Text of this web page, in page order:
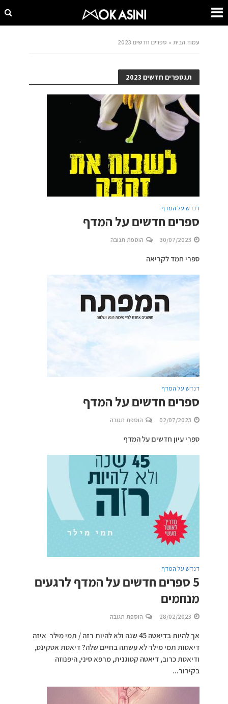
עמוד הבית » ספרים חדשים 2023
תגספרים חדשים 2023
דנדש על המדף
ספרים חדשים על המדף
30/07/2023 הוספת תגובה
ספרי חמד לקריאה
דנדש על המדף
ספרים חדשים על המדף
02/07/2023 הוספת תגובה
ספרי עיון חדשים על המדף
דנדש על המדף
5 ספרים חדשים על המדף לרגעים
מנחמים
28/02/2023 הוספת תגובה
אך להיות בדיאטה 45 שנה ולא להיות רזה / תמי מילר איזה
דיאטות תמי מילר לא עשתה בחיים שלה? דיאטת אטקינס,
ודיאטת כרוב, דיאטה קטוגנית, מרפא סיני, היפנוזה
בקירור...